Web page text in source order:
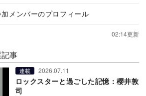
加メンバーのプロフィール
02:14更新
事
連載 2026.07.11
ロックスターと過ごした記憶：櫻井敦
司